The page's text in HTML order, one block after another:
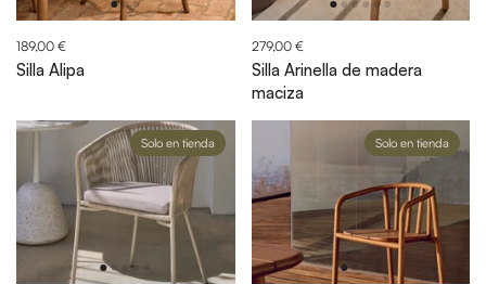
189,00 €
Silla Alipa
279,00 €
Silla Arinella de madera
maciza
Solo en tienda Solo en tienda